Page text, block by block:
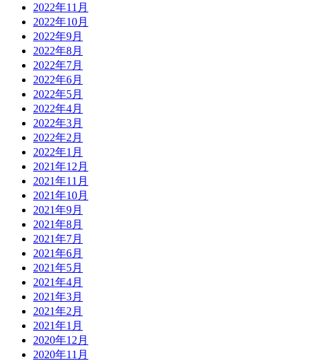
2022年11月
2022年10月
2022年9月
2022年8月
2022年7月
2022年6月
2022年5月
2022年4月
2022年3月
2022年2月
2022年1月
2021年12月
2021年11月
2021年10月
2021年9月
2021年8月
2021年7月
2021年6月
2021年5月
2021年4月
2021年3月
2021年2月
2021年1月
2020年12月
2020年11月